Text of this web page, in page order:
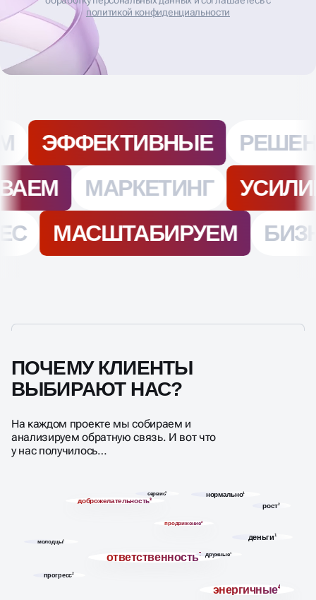
Нажимая кнопку «Отправить», Вы даете согласие на
обработку персональных данных и соглашаетесь с
политикой конфиденциальности
ПОЧЕМУ КЛИЕНТЫ
ВЫБИРАЮТ НАС?
На каждом проекте мы собираем и
анализируем обратную связь. И вот что